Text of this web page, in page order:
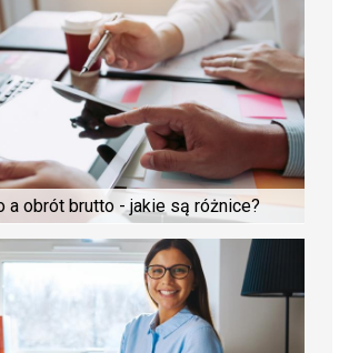
a obrót brutto - jakie są różnice?